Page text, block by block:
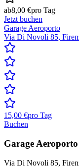
ab8,00 €pro Tag
Jetzt buchen
Garage Aeroporto
Via Di Novoli 85,
15,00 €pro Tag
Buchen
Garage Aeroporto
Via Di Novoli 85,